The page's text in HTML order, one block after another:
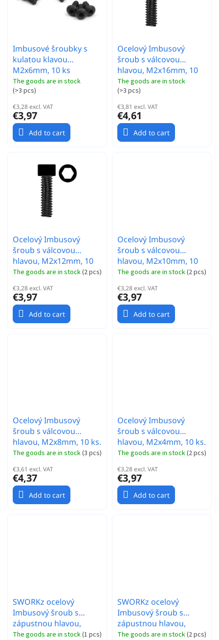
Imbusové šroubky s
kulatou klavou
M2x6mm, 10 ks
The goods are in stock
(>3 pcs)
€3,28 excl. VAT
€3,97
Add to cart
Ocelový Imbusový
šroub s válcovou
hlavou, M2x16mm, 10
ks.
The goods are in stock
(>3 pcs)
€3,81 excl. VAT
€4,61
Add to cart
Ocelový Imbusový
šroub s válcovou
hlavou, M2x12mm, 10
ks.
The goods are in stock(2 pcs)
€3,28 excl. VAT
€3,97
Add to cart
Ocelový Imbusový
šroub s válcovou
hlavou, M2x10mm, 10
ks.
The goods are in stock(2 pcs)
€3,28 excl. VAT
€3,97
Add to cart
Ocelový Imbusový
šroub s válcovou
hlavou, M2x8mm, 10 ks.
The goods are in stock(3 pcs)
€3,61 excl. VAT
€4,37
Add to cart
Ocelový Imbusový
šroub s válcovou
hlavou, M2x4mm, 10 ks.
The goods are in stock(2 pcs)
€3,28 excl. VAT
€3,97
Add to cart
SWORKz ocelový
Imbusový šroub s
zápustnou hlavou,
M2x4,6mm, 10 ks.
The goods are in stock(1 pcs)
SWORKz ocelový
Imbusový šroub s
zápustnou hlavou,
M2x4mm, 10 ks.
The goods are in stock(2 pcs)